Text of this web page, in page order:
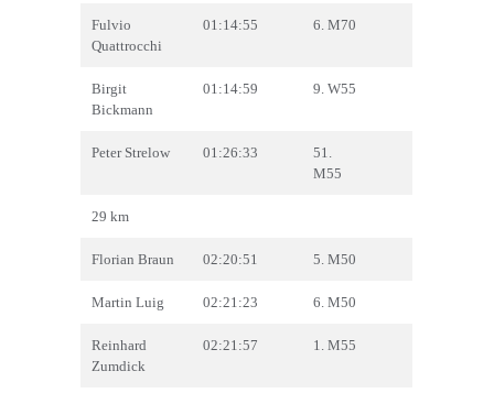
Fulvio
Quattrocchi
01:14:55 6. M70
Birgit
Bickmann
01:14:59 9. W55
Peter Strelow 01:26:33
51.
M55
29 km
Florian Braun 02:20:51 5. M50
Martin Luig 02:21:23 6. M50
Reinhard
Zumdick
02:21:57 1. M55